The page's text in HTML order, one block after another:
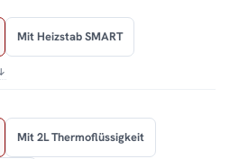
Mit Heizstab SMART
Mit 2L Thermoflüssigkeit